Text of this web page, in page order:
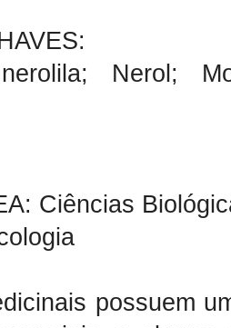
Nerol;
Ciências
possuem